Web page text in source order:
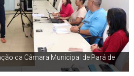
da Câmara Municipal de Pará de